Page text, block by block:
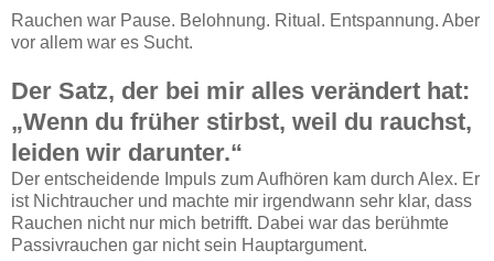
Rauchen war Pause. Belohnung. Ritual. Entspannung. Aber
vor allem war es Sucht.
Der Satz, der bei mir alles verändert hat:
„Wenn du früher stirbst, weil du rauchst,
leiden wir darunter.“
Der entscheidende Impuls zum Aufhören kam durch Alex. Er
ist Nichtraucher und machte mir irgendwann sehr klar, dass
Rauchen nicht nur mich betrifft. Dabei war das berühmte
Passivrauchen gar nicht sein Hauptargument.